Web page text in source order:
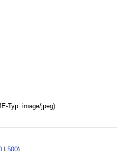
Typ: image/jpeg)